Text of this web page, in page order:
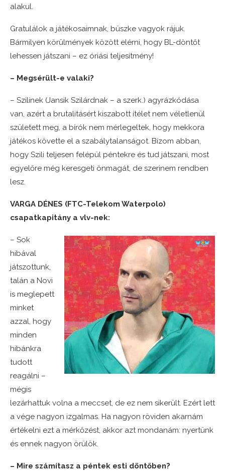
alakul.
Gratulálok a játékosaimnak, büszke vagyok rájuk.
Bármilyen körülmények között elérni, hogy BL-döntőt
lehessen játszani – ez óriási teljesítmény!
– Megsérült-e valaki?
– Szilinek (Jansik Szilárdnak – a szerk.) agyrázkódása
van, azért a brutalitásért kiszabott ítélet nem véletlenül
született meg, a bírók nem mérlegeltek, hogy mekkora
játékos követte el a szabálytalanságot. Bízom abban,
hogy Szili teljesen felépül péntekre és tud játszani, most
egyelőre még keresgeti önmagát, de szerinem rendben
lesz.
VARGA DÉNES (FTC-Telekom Waterpolo)
csapatkapitány a vlv-nek:
– Sok
hibával
játszottunk,
talán a Novi
is meglepett
minket
azzal, hogy
minden
hibánkra
tudott
reagálni –
mégis
lezárhattuk volna a meccset, de ez nem sikerült. Ezért lett
a vége nagyon izgalmas. Ha nagyon röviden akarnám
értékelni ezt a mérkőzést, akkor azt mondanám: nyertünk
és ennek nagyon örülök.
– Mire számítasz a péntek esti döntőben?